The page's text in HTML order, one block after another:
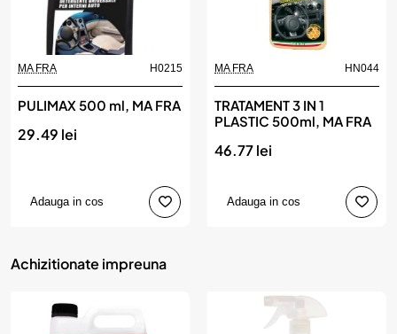
MA FRA H0215
PULIMAX 500 ml, MA FRA
29.49 lei
Adauga in cos
MA FRA HN044
TRATAMENT 3 IN 1
PLASTIC 500ml, MA FRA
46.77 lei
Adauga in cos
Achizitionate impreuna